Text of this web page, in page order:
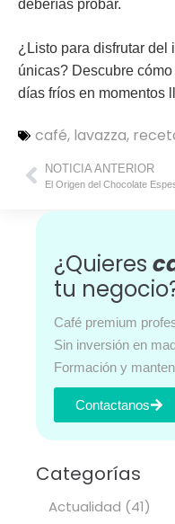
deberías probar.
¿Listo para disfrutar del
únicas? Descubre
días fríos en momentos
café, lavazza,
NOTICIA ANTERIOR
¿Quieres
tu
Café premium
Sin inversión en
Formación y
Contactanos
Categorías
Actualidad (41)